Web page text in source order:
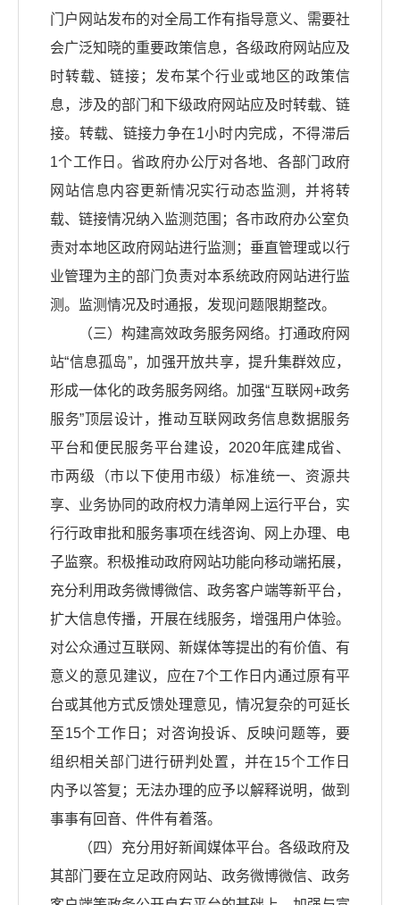
门户网站发布的对全局工作有指导意义、需要社
会广泛知晓的重要政策信息，各级政府网站应及
时转载、链接；发布某个行业或地区的政策信
息，涉及的部门和下级政府网站应及时转载、链
接。转载、链接力争在1小时内完成，不得滞后
1个工作日。省政府办公厅对各地、各部门政府
网站信息内容更新情况实行动态监测，并将转
载、链接情况纳入监测范围；各市政府办公室负
责对本地区政府网站进行监测；垂直管理或以行
业管理为主的部门负责对本系统政府网站进行监
测。监测情况及时通报，发现问题限期整改。
（三）构建高效政务服务网络。打通政府网
站“信息孤岛”，加强开放共享，提升集群效应，
形成一体化的政务服务网络。加强“互联网+政务
服务”顶层设计，推动互联网政务信息数据服务
平台和便民服务平台建设，2020年底建成省、
市两级（市以下使用市级）标准统一、资源共
享、业务协同的政府权力清单网上运行平台，实
行行政审批和服务事项在线咨询、网上办理、电
子监察。积极推动政府网站功能向移动端拓展，
充分利用政务微博微信、政务客户端等新平台，
扩大信息传播，开展在线服务，增强用户体验。
对公众通过互联网、新媒体等提出的有价值、有
意义的意见建议，应在7个工作日内通过原有平
台或其他方式反馈处理意见，情况复杂的可延长
至15个工作日；对咨询投诉、反映问题等，要
组织相关部门进行研判处置，并在15个工作日
内予以答复；无法办理的应予以解释说明，做到
事事有回音、件件有着落。
（四）充分用好新闻媒体平台。各级政府及
其部门要在立足政府网站、政务微博微信、政务